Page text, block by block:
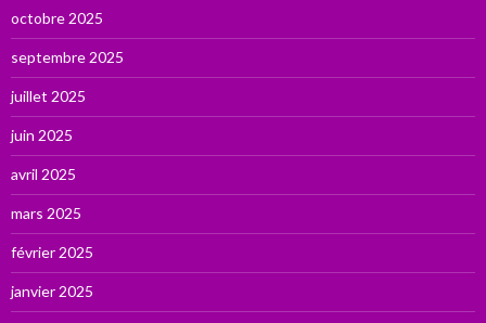
octobre 2025
septembre 2025
juillet 2025
juin 2025
avril 2025
mars 2025
février 2025
janvier 2025